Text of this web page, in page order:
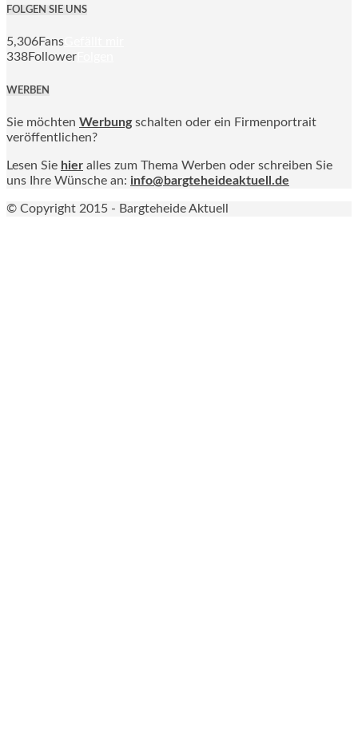
FOLGEN SIE UNS
5,306Fans
338Follower
WERBEN
Sie möchten Werbung schalten oder ein Firmenportrait
veröffentlichen?
Lesen Sie hier alles zum Thema Werben oder schreiben Sie
uns Ihre Wünsche an: info@bargteheideaktuell.de
© Copyright 2015 - Bargteheide Aktuell